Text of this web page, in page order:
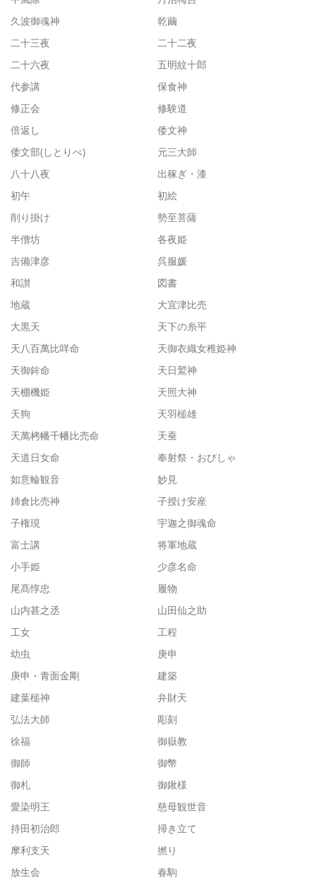
久波御魂神
乾繭
二十三夜
二十二夜
二十六夜
五明紋十郎
代参講
保食神
修正会
修験道
倍返し
倭文神
倭文部(しとりべ)
元三大師
八十八夜
出稼ぎ・漆
初午
初絵
削り掛け
勢至菩薩
半僧坊
各夜姫
吉備津彦
呉服媛
和讃
図書
地蔵
大宜津比売
大黒天
天下の糸平
天八百萬比咩命
天御衣織女稚姫神
天御鉾命
天日鷲神
天棚機姫
天照大神
天狗
天羽槌雄
天萬栲幡千幡比売命
天蚕
天道日女命
奉射祭・おびしゃ
如意輪観音
妙見
姉倉比売神
子授け安産
子権現
宇迦之御魂命
富士講
将軍地蔵
小手姫
少彦名命
尾髙惇忠
履物
山内甚之丞
山田仙之助
工女
工程
幼虫
庚申
庚申・青面金剛
建築
建葉槌神
弁財天
弘法大師
彫刻
徐福
御嶽教
御師
御幣
御札
御鍬様
愛染明王
慈母観世音
持田初治郎
掃き立て
摩利支天
撚り
放生会
春駒